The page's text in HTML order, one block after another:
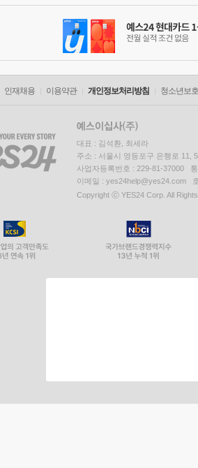
인재채용 이용약관 개인정보처리방침 청소년보
대표 : 김석환, 최세라
주소 : 서울시 영등포구 은행로 11,
사업자등록번호 : 229-81-37000
이메일 : yes24help@yes24.com
Copyright ⓒ YES24 Corp. All